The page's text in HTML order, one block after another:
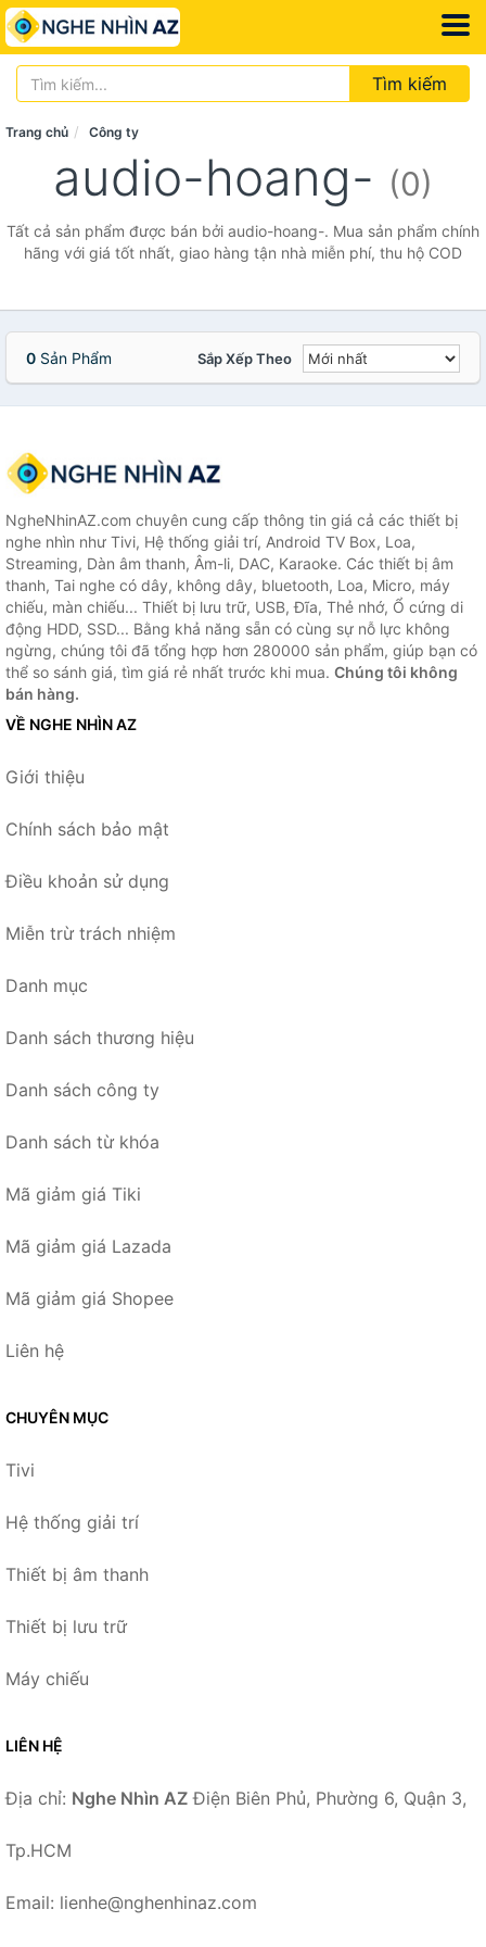
Tìm kiếm
Trang chủ Công ty
audio-hoang- (0)
Tất cả sản phẩm được bán bởi audio-hoang-. Mua sản phẩm chính
hãng với giá tốt nhất, giao hàng tận nhà miễn phí, thu hộ COD
0 Sản Phẩm Sắp Xếp Theo
NgheNhinAZ.com chuyên cung cấp thông tin giá cả các thiết bị
nghe nhìn như Tivi, Hệ thống giải trí, Android TV Box, Loa,
Streaming, Dàn âm thanh, Âm-li, DAC, Karaoke. Các thiết bị âm
thanh, Tai nghe có dây, không dây, bluetooth, Loa, Micro, máy
chiếu, màn chiếu... Thiết bị lưu trữ, USB, Đĩa, Thẻ nhớ, Ổ cứng di
động HDD, SSD... Bằng khả năng sẵn có cùng sự nỗ lực không
ngừng, chúng tôi đã tổng hợp hơn 280000 sản phẩm, giúp bạn có
thể so sánh giá, tìm giá rẻ nhất trước khi mua. Chúng tôi không
bán hàng.
VỀ NGHE NHÌN AZ
Giới thiệu
Chính sách bảo mật
Điều khoản sử dụng
Miễn trừ trách nhiệm
Danh mục
Danh sách thương hiệu
Danh sách công ty
Danh sách từ khóa
Mã giảm giá Tiki
Mã giảm giá Lazada
Mã giảm giá Shopee
Liên hệ
CHUYÊN MỤC
Tivi
Hệ thống giải trí
Thiết bị âm thanh
Thiết bị lưu trữ
Máy chiếu
LIÊN HỆ
Địa chỉ: Nghe Nhìn AZ Điện Biên Phủ, Phường 6, Quận 3,
Tp.HCM
Email: lienhe@nghenhinaz.com